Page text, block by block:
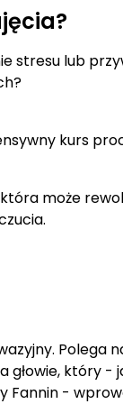
rozwoju
związaną z
narzędzi
Na
praktyki w tym
się dla mnie
stresu lub
kurs
może
Polega
który -
Fannin -